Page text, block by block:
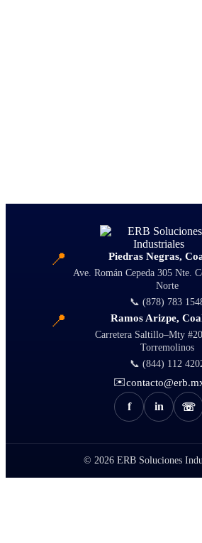
📍 Piedras Negras,
Ave. Román Cepeda 305 Nte.
Norte
📞 (878) 783
📍 Ramos Arizpe,
Carretera Saltillo–Mty
Torremolinos
📞 (844) 112
✉️
f in ☏
© 2026 ERB Soluciones